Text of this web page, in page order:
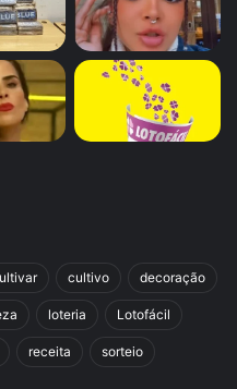
cultivo decoração
loteria Lotofácil
receita sorteio